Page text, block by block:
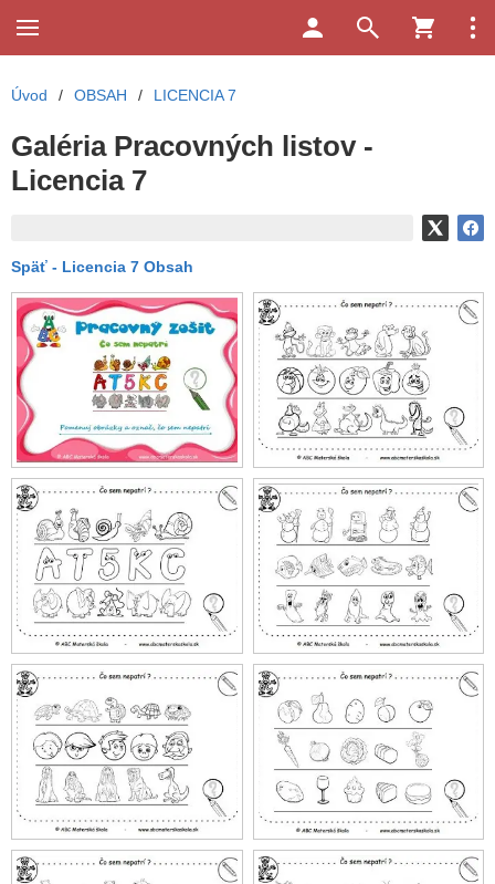
Úvod / OBSAH / LICENCIA 7
Galéria Pracovných listov -
Licencia 7
Späť - Licencia 7 Obsah